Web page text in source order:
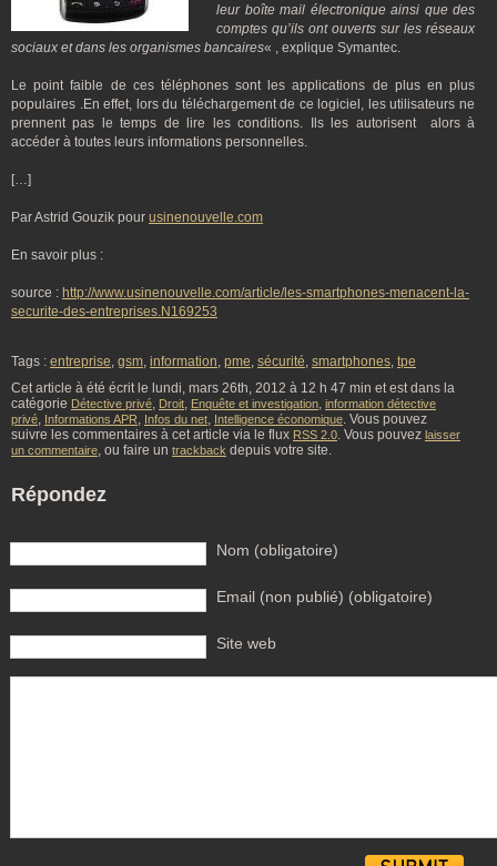
leur boîte mail électronique ainsi que des
comptes qu’ils ont ouverts sur les réseaux
sociaux et dans les organismes bancaires« , explique Symantec.
Le point faible de ces téléphones sont les applications de plus en plus
populaires .En effet, lors du téléchargement de ce logiciel, les utilisateurs ne
prennent pas le temps de lire les conditions. Ils les autorisent alors à
accéder à toutes leurs informations personnelles.
[…]
Par Astrid Gouzik pour usinenouvelle.com
En savoir plus :
source : http://www.usinenouvelle.com/article/les-smartphones-menacent-la-
securite-des-entreprises.N169253
Tags : entreprise, gsm, information, pme, sécurité, smartphones, tpe
Cet article à été écrit le lundi, mars 26th, 2012 à 12 h 47 min et est dans la
catégorie Détective privé, Droit, Enquête et investigation, information détective
privé, Informations APR, Infos du net, Intelligence économique. Vous pouvez
suivre les commentaires à cet article via le flux RSS 2.0. Vous pouvez laisser
un commentaire, ou faire un trackback depuis votre site.
Répondez
Nom (obligatoire)
Email (non publié) (obligatoire)
Site web